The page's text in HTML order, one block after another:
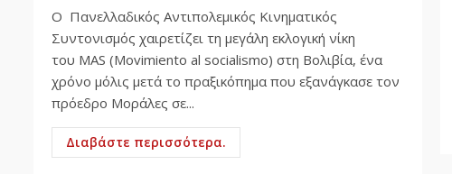
Ο Πανελλαδικός Αντιπολεμικός Κινηματικός
Συντονισμός χαιρετίζει τη μεγάλη εκλογική νίκη
του MΑS (Movimiento al socialismo) στη Βολιβία, ένα
χρόνο μόλις μετά το πραξικόπημα που εξανάγκασε τον
πρόεδρο Μοράλες σε...
Διαβάστε περισσότερα.